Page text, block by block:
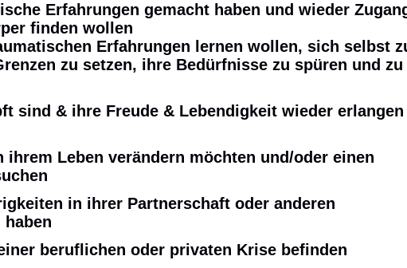
Erfahrungen gemacht haben und wieder
finden wollen
Erfahrungen lernen wollen, sich selbst
zu setzen, ihre Bedürfnisse zu spüren und zu
sind & ihre Freude & Lebendigkeit wieder erlangen
ihrem Leben verändern möchten und/oder einen
in ihrer Partnerschaft oder anderen
haben
beruflichen oder privaten Krise befinden